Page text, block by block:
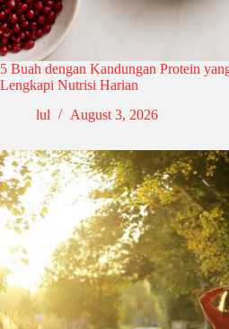
5 Buah dengan Kandungan Protein
Lengkapi Nutrisi Harian
lul
August 3, 2026